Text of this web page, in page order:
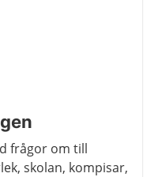
frågor om till
skolan, kompisar,